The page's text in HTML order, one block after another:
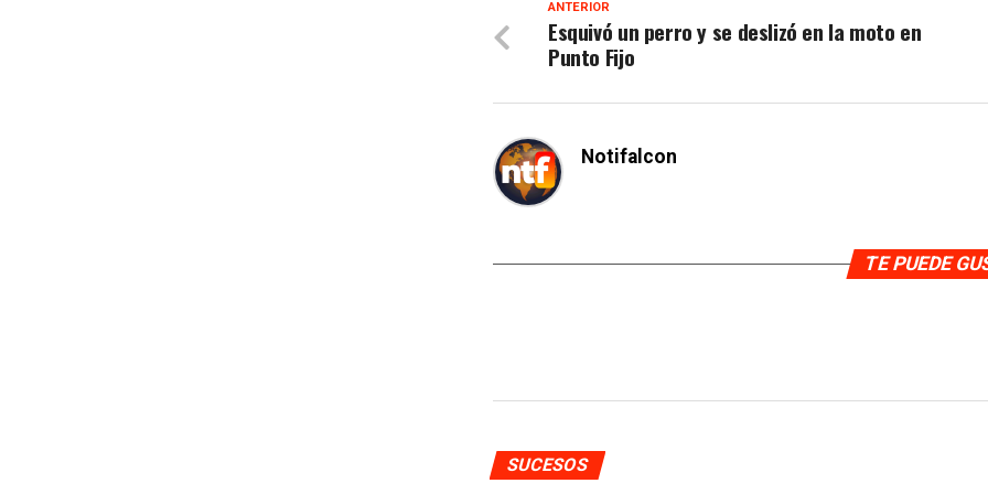
ANTERIOR
Esquivó un perro y se deslizó en la moto en
Punto Fijo
Notifalcon
TE PUEDE
SUCESOS